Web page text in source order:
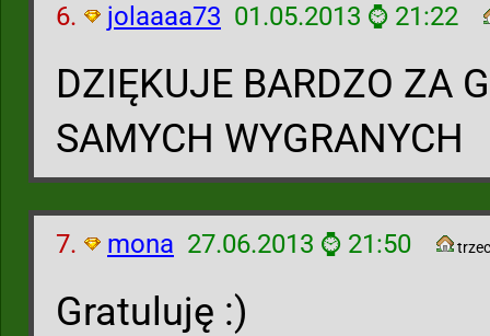
6. jolaaaa73 01.05.2013 ⌚ 21:22
DZIĘKUJE BARDZO ZA
SAMYCH WYGRANYCH
7. mona 27.06.2013 ⌚ 21:50
Gratuluję :)